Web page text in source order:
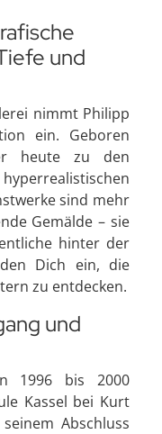
und
nimmt Philipp
ein. Geboren
heute zu den
sind mehr
Gemälde – sie
hinter der
Dich ein, die
zu entdecken.
und
1996 bis 2000
Kassel bei Kurt
Abschluss